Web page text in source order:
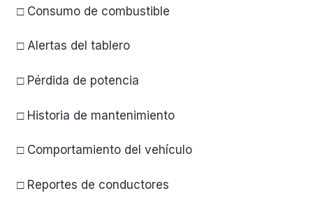
□ Consumo de combustible
□ Alertas del tablero
□ Pérdida de potencia
□ Historia de mantenimiento
□ Comportamiento del vehículo
□ Reportes de conductores